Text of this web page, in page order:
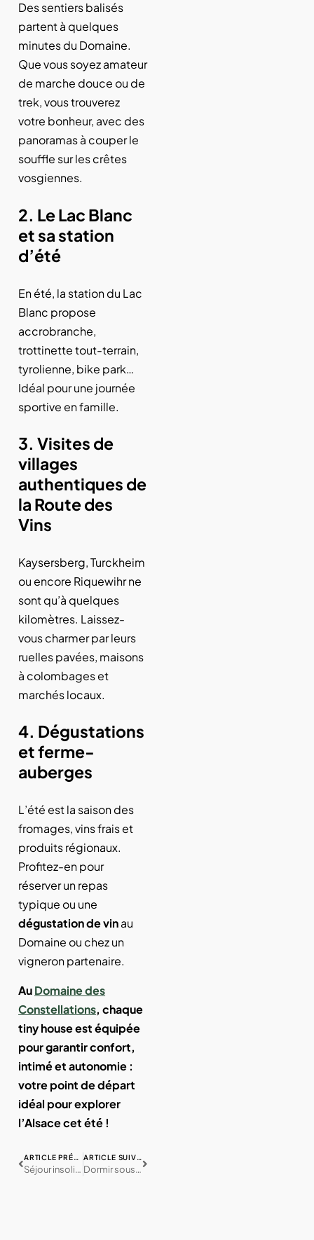
Des sentiers balisés
partent à quelques
minutes du Domaine.
Que vous soyez amateur
de marche douce ou de
trek, vous trouverez
votre bonheur, avec des
panoramas à couper le
souffle sur les crêtes
vosgiennes.
2. Le Lac Blanc
et sa station
d’été
En été, la station du Lac
Blanc propose
accrobranche,
trottinette tout-terrain,
tyrolienne, bike park…
Idéal pour une journée
sportive en famille.
3. Visites de
villages
authentiques de
la Route des
Vins
Kaysersberg, Turckheim
ou encore Riquewihr ne
sont qu’à quelques
kilomètres. Laissez-
vous charmer par leurs
ruelles pavées, maisons
à colombages et
marchés locaux.
4. Dégustations
et ferme-
auberges
L’été est la saison des
fromages, vins frais et
produits régionaux.
Profitez-en pour
réserver un repas
typique ou une
dégustation de vinau
Domaine ou chez un
vigneron partenaire.
AuDomaine des
Constellations, chaque
tiny house est équipée
pour garantir confort,
intimé et autonomie :
votre point de départ
idéal pour explorer
l’Alsace cet été !
ARTICLE PRÉCÉDENT
Séjour insolite en été : pourquoi choisir une Tiny House ?
ARTICLE SUIVANT
Dormir sous les étoiles : le luxe d’un bain bordique à la nuit tombée